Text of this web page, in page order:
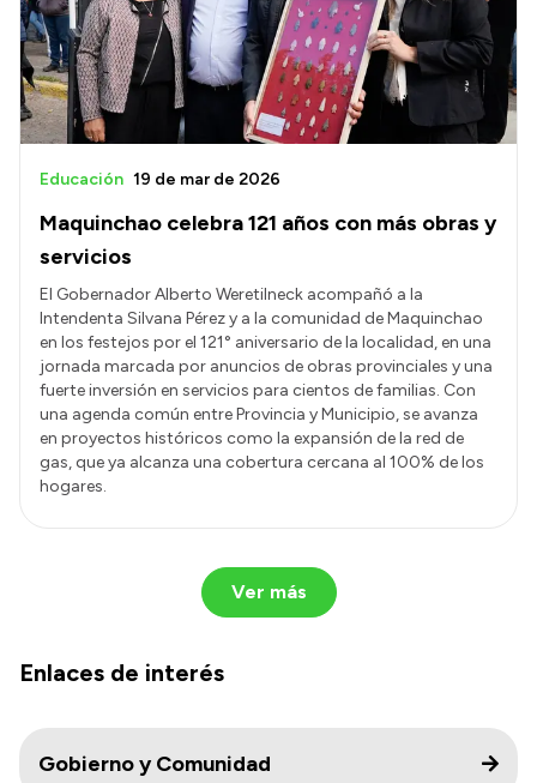
Maquinchao celebra 121 años con más obras y
servicios
Educación 19 de mar de 2026
El Gobernador Alberto Weretilneck acompañó a la
Intendenta Silvana Pérez y a la comunidad de Maquinchao
en los festejos por el 121° aniversario de la localidad, en una
jornada marcada por anuncios de obras provinciales y una
fuerte inversión en servicios para cientos de familias. Con
una agenda común entre Provincia y Municipio, se avanza
en proyectos históricos como la expansión de la red de
gas, que ya alcanza una cobertura cercana al 100% de los
hogares.
Ver más
Enlaces de interés
Gobierno y Comunidad